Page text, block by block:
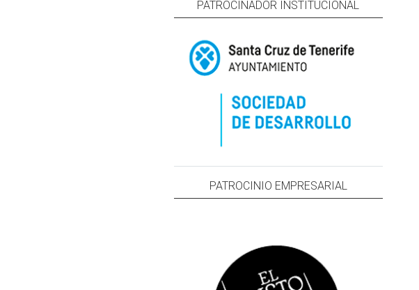
PATROCINADOR INSTITUCIONAL
PATROCINIO EMPRESARIAL